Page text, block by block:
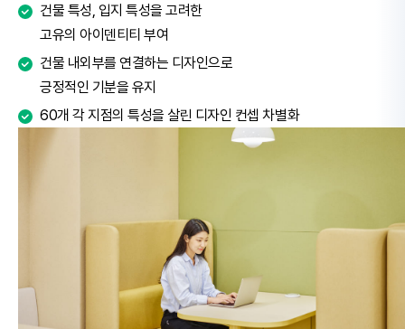
건물 특성, 입지 특성을 고려한
고유의 아이덴티티 부여
건물 내외부를 연결하는 디자인으로
긍정적인 기분을 유지
60개 각 지점의 특성을 살린 디자인 컨셉 차별화